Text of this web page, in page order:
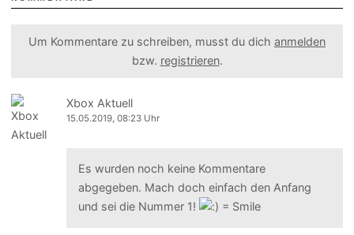
Um Kommentare zu schreiben, musst du dich anmelden
bzw. registrieren.
Xbox Aktuell
15.05.2019, 08:23 Uhr
Es wurden noch keine Kommentare
abgegeben. Mach doch einfach den Anfang
und sei die Nummer 1!